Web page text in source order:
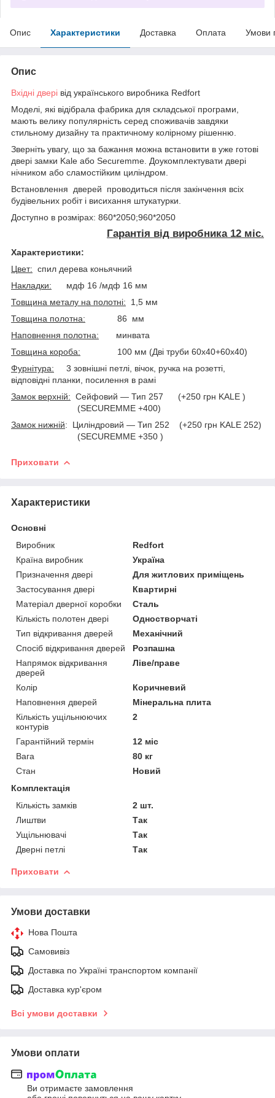
Опис Характеристики Доставка Оплата Умови
Опис
Вхідні двері від українського виробника Redfort
Моделі, які відібрала фабрика для складської програми,
мають велику популярність серед споживачів завдяки
стильному дизайну та практичному колірному рішенню.
Зверніть увагу, що за бажання можна встановити в уже готові
двері замки Kale або Securemme. Доукомплектувати двері
нічником або сламостійким циліндром.
Встановлення дверей проводиться після закінчення всіх
будівельних робіт і висихання штукатурки.
Доступно в розмірах: 860*2050;960*2050
Гарантія від виробника 12 міс.
Характеристики:
Цвет: спил дерева коньячний
Накладки: мдф 16 /мдф 16 мм
Товщина металу на полотні: 1,5 мм
Товщина полотна: 86 мм
Наповнення полотна: минвата
Товщина короба: 100 мм (Дві труби 60х40+60х40)
Фурнітура: 3 зовнішні петлі, вічок, ручка на розетті,
відповідні планки, посилення в рамі
Замок верхній: Сейфовий — Тип 257 (+250 грн KALE )
(SECUREMME +400)
Замок нижній: Циліндровий — Тип 252 (+250 грн KALE 252)
(SECUREMME +350 )
Приховати
Характеристики
Основні
Виробник
Redfort
Країна виробник
Україна
Призначення двері
Для житлових приміщень
Застосування двері
Квартирні
Матеріал дверної коробки
Сталь
Кількість полотен двері
Одностворчаті
Тип відкривання дверей
Механічний
Спосіб відкривання дверей
Розпашна
Напрямок відкривання
дверей
Ліве/праве
Колір
Коричневий
Наповнення дверей
Мінеральна плита
Кількість ущільнюючих
контурів
2
Гарантійний термін
12 міс
Вага
80 кг
Стан
Новий
Комплектація
Кількість замків
2 шт.
Лиштви
Так
Ущільнювачі
Так
Дверні петлі
Так
Приховати
Умови доставки
Нова Пошта
Самовивіз
Доставка по Україні транспортом компанії
Доставка кур'єром
Всі умови доставки
Умови оплати
Ви отримаєте замовлення